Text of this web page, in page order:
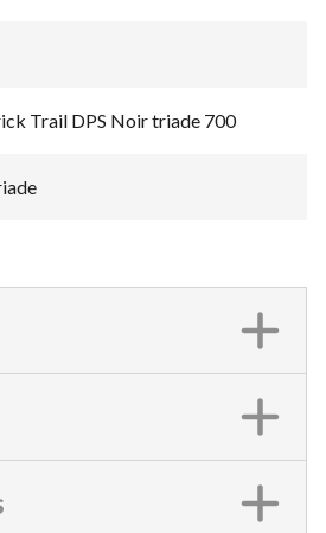
Trail DPS Noir triade 700